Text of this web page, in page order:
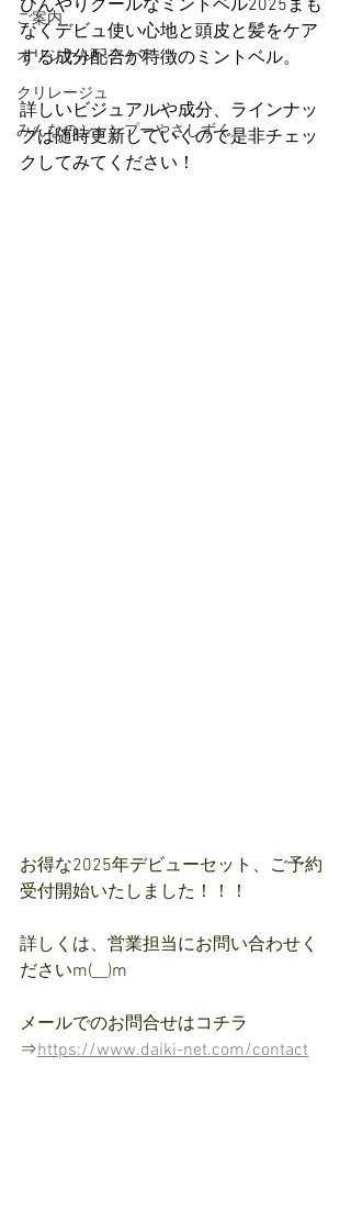
ご案内
オリジナルヘアケア
クリレージュ
みんなのシャンプーやさしずく
ひんやりクールなミントベル2025まも
なくデビュ使い心地と頭皮と髪をケア
する成分配合が特徴のミントベル。
詳しいビジュアルや成分、ラインナッ
プは随時更新していくので是非チェッ
クしてみてください！
お得な2025年デビューセット、ご予約
受付開始いたしました！！！
詳しくは、営業担当にお問い合わせく
ださいm(__)m
メールでのお問合せはコチラ
⇒https://www.daiki-net.com/contact